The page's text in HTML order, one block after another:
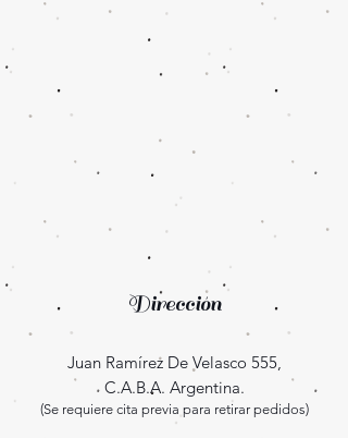
Dirección
Juan Ramírez De Velasco 555,
C.A.B.A. Argentina.
(Se requiere cita previa para retirar pedidos)